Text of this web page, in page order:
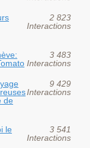
2 823
Interactions
3 483
Interactions
de
9 429
Interactions
le
3 541
Interactions